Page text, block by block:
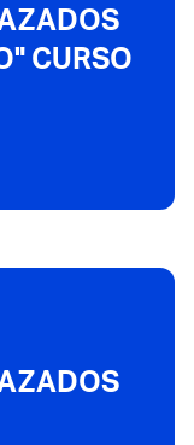
CURSO